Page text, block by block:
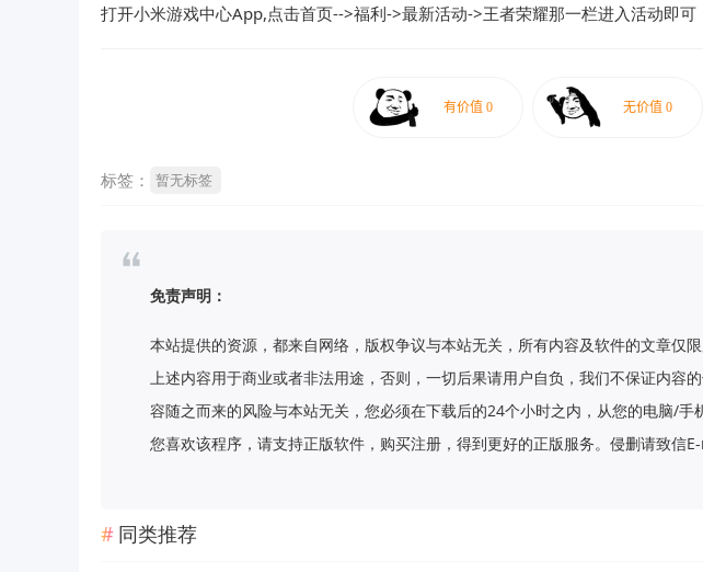
打开小米游戏中心App,点击首页-->福利->最新活动->王者荣耀那一栏进入活动即可
标签： 暂无标签
免责声明：
本站提供的资源，都来自网络，版权争议与本站无关，所有内容及软件的文章仅
上述内容用于商业或者非法用途，否则，一切后果请用户自负，我们不保证内容
容随之而来的风险与本站无关，您必须在下载后的24个小时之内，从您的电脑/手
您喜欢该程序，请支持正版软件，购买注册，得到更好的正版服务。侵删请致信
同类推荐